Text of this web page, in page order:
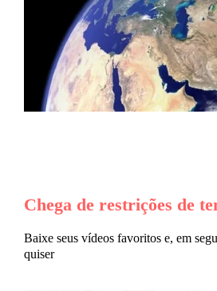
Chega de restrições de
Baixe seus vídeos favoritos e, em
quiser